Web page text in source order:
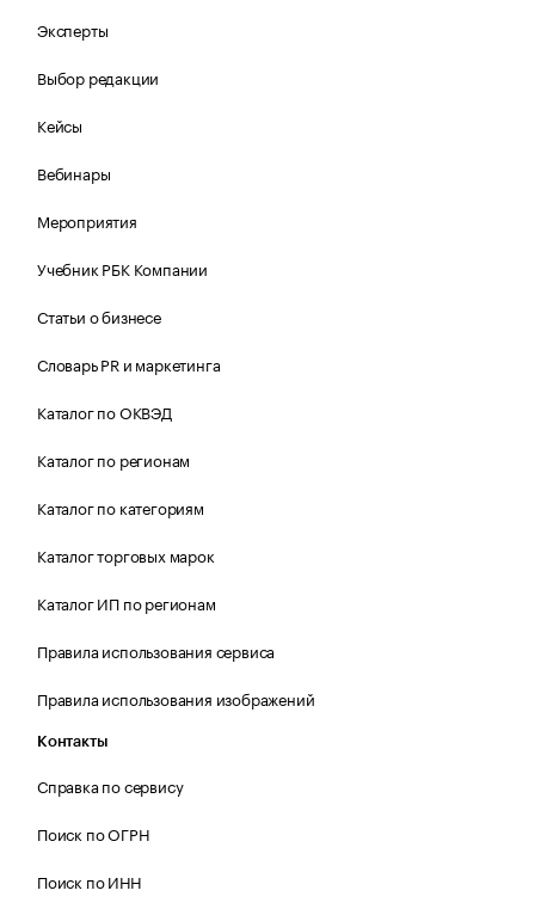
Эксперты
Выбор редакции
Кейсы
Вебинары
Мероприятия
Учебник РБК Компании
Статьи о бизнесе
Словарь PR и маркетинга
Каталог по ОКВЭД
Каталог по регионам
Каталог по категориям
Каталог торговых марок
Каталог ИП по регионам
Правила использования сервиса
Правила использования изображений
Контакты
Справка по сервису
Поиск по ОГРН
Поиск по ИНН